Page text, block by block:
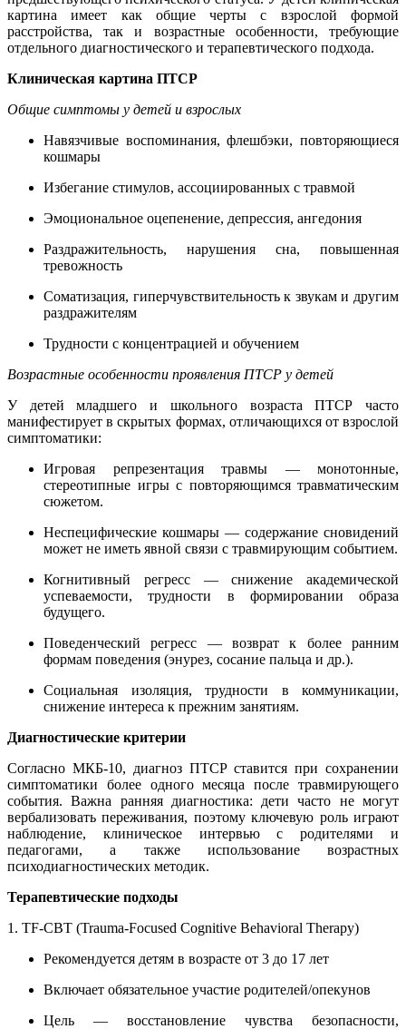
картина имеет как общие черты с взрослой формой
расстройства, так и возрастные особенности, требующие
отдельного диагностического и терапевтического подхода.
Клиническая картина ПТСР
Общие симптомы у детей и взрослых
Навязчивые воспоминания, флешбэки, повторяющиеся
кошмары
Избегание стимулов, ассоциированных с травмой
Эмоциональное оцепенение, депрессия, ангедония
Раздражительность, нарушения сна, повышенная
тревожность
Соматизация, гиперчувствительность к звукам и другим
раздражителям
Трудности с концентрацией и обучением
Возрастные особенности проявления ПТСР у детей
У детей младшего и школьного возраста ПТСР часто
манифестирует в скрытых формах, отличающихся от взрослой
симптоматики:
Игровая репрезентация травмы — монотонные,
стереотипные игры с повторяющимся травматическим
сюжетом.
Неспецифические кошмары — содержание сновидений
может не иметь явной связи с травмирующим событием.
Когнитивный регресс — снижение академической
успеваемости, трудности в формировании образа
будущего.
Поведенческий регресс — возврат к более ранним
формам поведения (энурез, сосание пальца и др.).
Социальная изоляция, трудности в коммуникации,
снижение интереса к прежним занятиям.
Диагностические критерии
Согласно МКБ-10, диагноз ПТСР ставится при сохранении
симптоматики более одного месяца после травмирующего
события. Важна ранняя диагностика: дети часто не могут
вербализовать переживания, поэтому ключевую роль играют
наблюдение, клиническое интервью с родителями и
педагогами, а также использование возрастных
психодиагностических методик.
Терапевтические подходы
1. TF-CBT (Trauma-Focused Cognitive Behavioral Therapy)
Рекомендуется детям в возрасте от 3 до 17 лет
Включает обязательное участие родителей/опекунов
Цель — восстановление чувства безопасности,